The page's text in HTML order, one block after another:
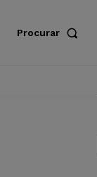
Procurar